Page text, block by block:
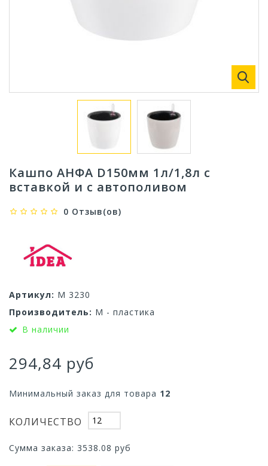
Кашпо АНФА D150мм 1л/1,8л с
вставкой и с автополивом
0 Отзыв(ов)
Артикул: М 3230
Производитель: М - пластика
В наличии
294,84 руб
Минимальный заказ для товара 12
КОЛИЧЕСТВО
Сумма заказа: 3538.08 руб